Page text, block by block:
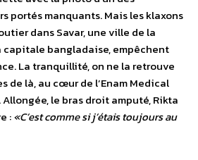
portés manquants. Mais les klaxons
dans Savar, une ville de la
capitale bangladaise, empêchent
La tranquillité, on ne la retrouve
de là, au cœur de l’Enam Medical
le bras droit amputé, Rikta
:«C’est comme si j’étais toujours au